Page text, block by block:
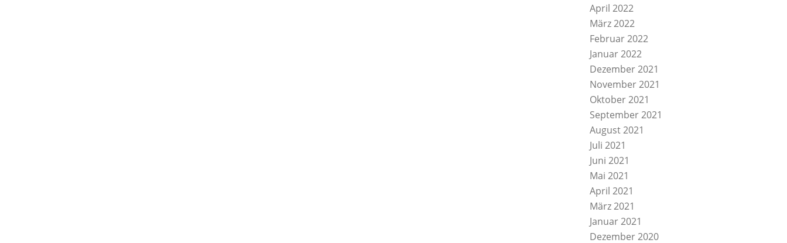
April 2022
März 2022
Februar 2022
Januar 2022
Dezember 2021
November 2021
Oktober 2021
September 2021
August 2021
Juli 2021
Juni 2021
Mai 2021
April 2021
März 2021
Januar 2021
Dezember 2020